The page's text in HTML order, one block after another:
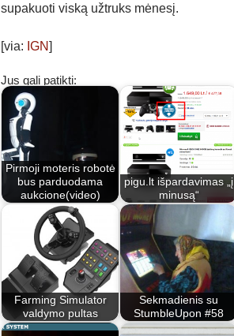
supakuoti viską užtruks mėnesį.
[via: IGN]
Jus gali patikti:
Pirmoji moteris robotė
bus parduodama
aukcione(video)
pigu.lt išpardavimas „į
minusą“
Farming Simulator
valdymo pultas
Sekmadienis su
StumbleUpon #58